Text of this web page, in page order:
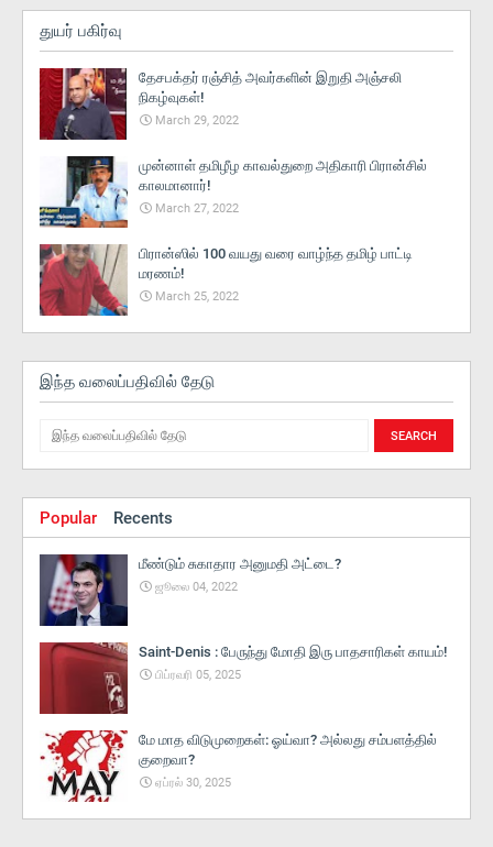
துயர் பகிர்வு
தேசபக்தர் ரஞ்சித் அவர்களின் இறுதி அஞ்சலி
நிகழ்வுகள்!
March 29, 2022
முன்னாள் தமிழீழ காவல்துறை அதிகாரி பிரான்சில்
காலமானார்!
March 27, 2022
பிரான்ஸில் 100 வயது வரை வாழ்ந்த தமிழ் பாட்டி
மரணம்!
March 25, 2022
இந்த வலைப்பதிவில் தேடு
Popular Recents
மீண்டும் சுகாதார அனுமதி அட்டை?
ஜூலை 04, 2022
Saint-Denis : பேருந்து மோதி இரு பாதசாரிகள் காயம்!
பிப்ரவரி 05, 2025
மே மாத விடுமுறைகள்: ஓய்வா? அல்லது சம்பளத்தில்
குறைவா?
ஏப்ரல் 30, 2025